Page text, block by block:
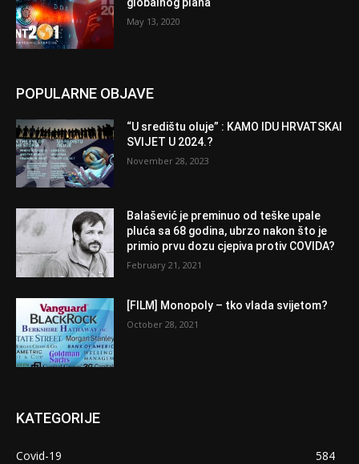
May 13, 2020
POPULARNE OBJAVE
“U središtu oluje” : KAMO IDU HRVATSKAI
SVIJET U 2024.?
November 28, 2023
Balašević je preminuo od teške upale
pluća sa 68 godina, ubrzo nakon što je
primio prvu dozu cjepiva protiv COVIDA?
February 21, 2021
[FILM] Monopoly – tko vlada svijetom?
October 28, 2021
KATEGORIJE
Covid-19
584